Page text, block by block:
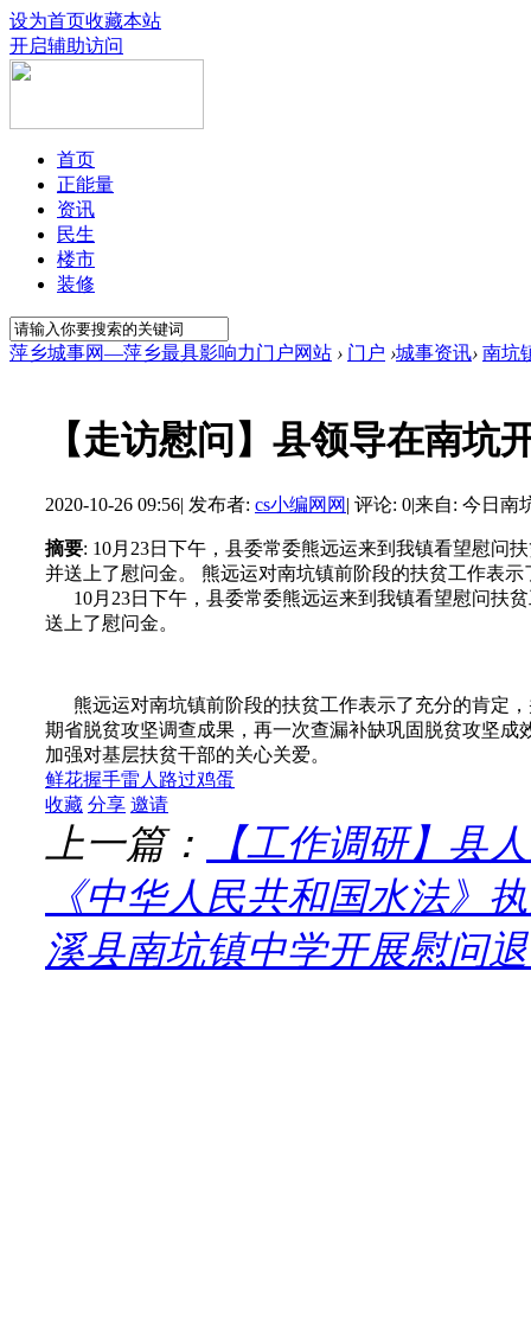
设为首页收藏本站
开启辅助访问
首页
正能量
资讯
民生
楼市
装修
萍乡城事网—萍乡最具影响力门户网站 › 门户 ›城事资讯› 南坑
【走访慰问】县领导在南坑
2020-10-26 09:56| 发布者: cs小编网网 | 评论: 0|来自: 今日南
摘要: 10月23日下午，县委常委熊远运来到我镇看望慰问
并送上了慰问金。 熊远运对南坑镇前阶段的扶贫工作表
10月23日下午，县委常委熊远运来到我镇看望慰问扶
送上了慰问金。
熊远运对南坑镇前阶段的扶贫工作表示了充分的肯定
期省脱贫攻坚调查成果，再一次查漏补缺巩固脱贫攻坚
加强对基层扶贫干部的关心关爱。
鲜花握手雷人 路过鸡蛋
收藏 分享 邀请
上一篇：
【工作调研】县
《中华人民共和国水法》
溪县南坑镇中学开展慰问